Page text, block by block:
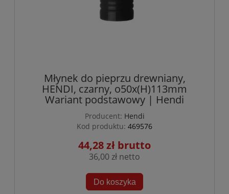
Młynek do pieprzu drewniany,
HENDI, czarny, o50x(H)113mm
Wariant podstawowy | Hendi
Producent: Hendi
Kod produktu: 469576
44,28 zł
36,00 zł
Do koszyka